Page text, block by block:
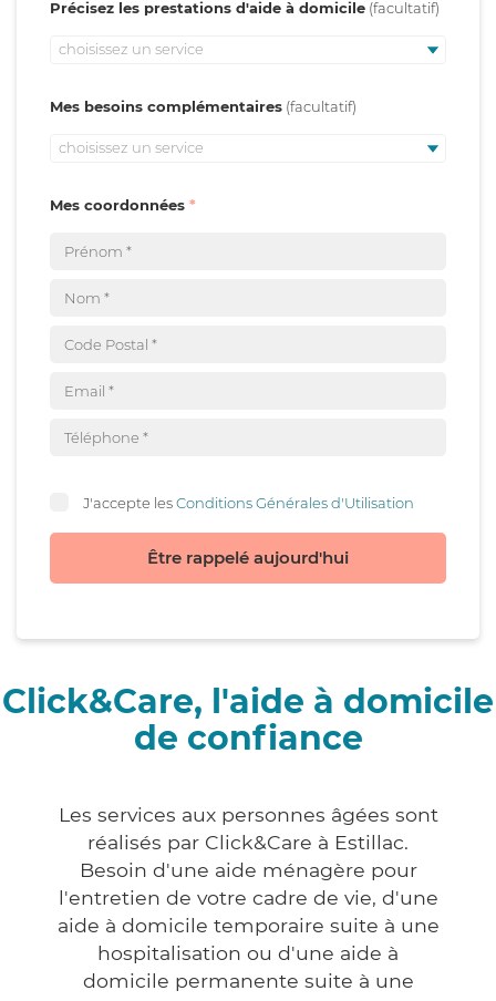
Précisez les prestations d'aide à domicile
choisissez un service
Mes besoins complémentaires
choisissez un service
Mes coordonnées
J'accepte lesConditions Générales d'Utilisation
Être rappelé aujourd'hui
Click&Care, l'aide à domicile
de confiance
Les services aux personnes âgées sont
réalisés par Click&Care à Estillac.
Besoin d'une aide ménagère pour
l'entretien de votre cadre de vie, d'une
aide à domicile temporaire suite à une
hospitalisation ou d'une aide à
domicile permanente suite à une